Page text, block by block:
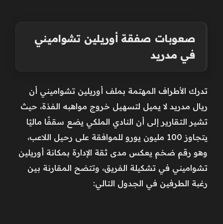
صعوبات صفقة أوريلين تشواميني
في مدريد
تدرك الأطراف المهتمة بملف أوريلين تشواميني أن
ريال مدريد لا يميل لتسهيل خروج مواهبه الفذة، حيث
تشير التقارير إلى أن النادي الملكي يضع سقفًا ماليًا
يتجاوز 100 مليون يورو للموافقة على رحيل اللاعب،
وهو رقم ضخم يعكس مدى ثقة الإدارة بمكانة أوريلين
تشواميني في تشكيلة الفريق، وتتضح المقارنة بين
رغبة الطرفين في الجدول التالي: